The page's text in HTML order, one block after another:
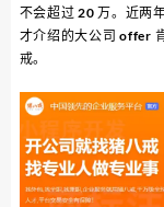
不会超过 20 万。近两
才介绍的大公司 offer
戒。